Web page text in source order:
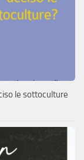
le sottoculture